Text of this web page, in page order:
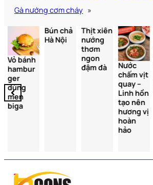
Gà nướng cơm cháy »
Vỏ bánh
hambur
ger
dùng
men
biga
Bún chả
Hà Nội
Thịt xiên
nướng
thơm
ngon
đậm đà
Nước
chấm vịt
quay –
Linh hồn
tạo nên
hương vị
hoàn
hảo